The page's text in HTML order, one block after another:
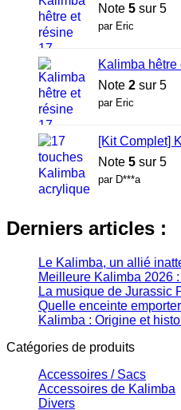
Note 5 sur 5
par Eric
Kalimba
Note 2 sur 5
par Eric
[Kit Complet]
Note 5 sur 5
par D***a
Derniers articles :
Le Kalimba, un allié
Meilleure Kalimba 2026
La musique de Jurassic
Quelle enceinte
Kalimba : Origine et
Catégories de produits
Accessoires / Sacs
Accessoires de Kalimba
Divers